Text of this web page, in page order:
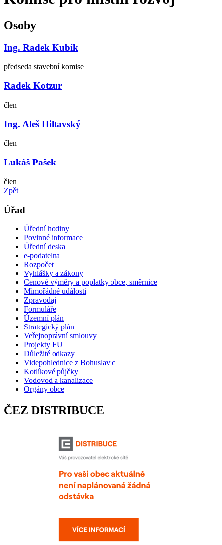
Osoby
Ing. Radek Kubík
předseda stavební komise
Radek Kotzur
člen
Ing. Aleš Hiltavský
člen
Lukáš Pašek
člen
Zpět
Úřad
Úřední hodiny
Povinné informace
Úřední deska
e-podatelna
Rozpočet
Vyhlášky a zákony
Cenové výměry a poplatky obce, směrnice
Mimořádné události
Zpravodaj
Formuláře
Územní plán
Strategický plán
Veřejnoprávní smlouvy
Projekty EU
Důležité odkazy
Videpohlednice z Bohuslavic
Kotlíkové půjčky
Vodovod a kanalizace
Orgány obce
ČEZ DISTRIBUCE